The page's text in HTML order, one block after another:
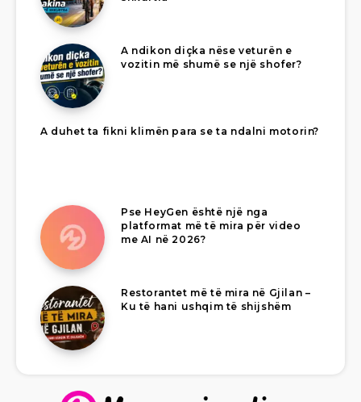
A ndikon diçka nëse veturën e
vozitin më shumë se një shofer?
A duhet ta fikni klimën para se ta ndalni motorin?
Pse HeyGen është një nga
platformat më të mira për video
me AI në 2026?
Restorantet më të mira në Gjilan –
Ku të hani ushqim të shijshëm